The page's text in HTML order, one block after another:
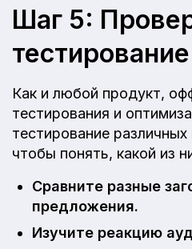
Шаг 5:
Как и любой продукт,
тестирования и
тестирование
чтобы понять, какой из
Сравните разные
предложения.
Изучите реакцию